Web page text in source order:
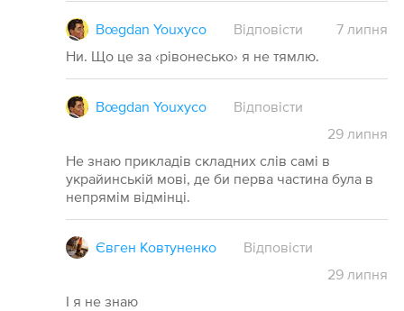
Bœgdan Youxyco Відповісти 7 липня
Ни. Що це за ‹рівонесько› я не тямлю.
Bœgdan Youxyco
Відповісти
29 липня
Не знаю прикладів складних слів самі в
украйинській мові, де би перва частина була в
непрямім відмінці.
Євген Ковтуненко
Відповісти
29 липня
І я не знаю